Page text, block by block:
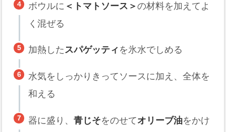
ボウルに ＜トマトソース＞の材料を加えてよ
く混ぜる
加熱したスパゲッティ を氷水でしめる
水気をしっかりきってソースに加え、全体を
和える
器に盛り、青じそをのせてオリーブ油をかけ